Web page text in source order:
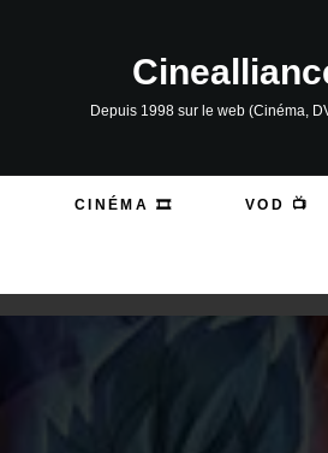
Depuis 1998 sur le web (Cinéma,
CINÉMA 🎞️ VOD 📺